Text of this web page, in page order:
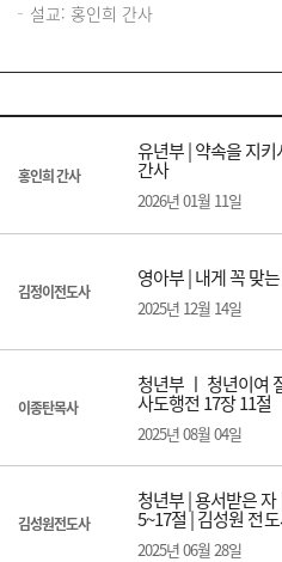
설교: 홍인희 간사
홍인희 간사
유년부 | 약속을 지
간사
2026년 01월 11일
김정이전도사
영아부 | 내게 꼭 맞
2025년 12월 14일
이종탄목사
청년부 ㅣ 청년이여
사도행전 17장 11절
2025년 08월 04일
김성원전도사
청년부 | 용서받은
5~17절 | 김성원 전
2025년 06월 28일